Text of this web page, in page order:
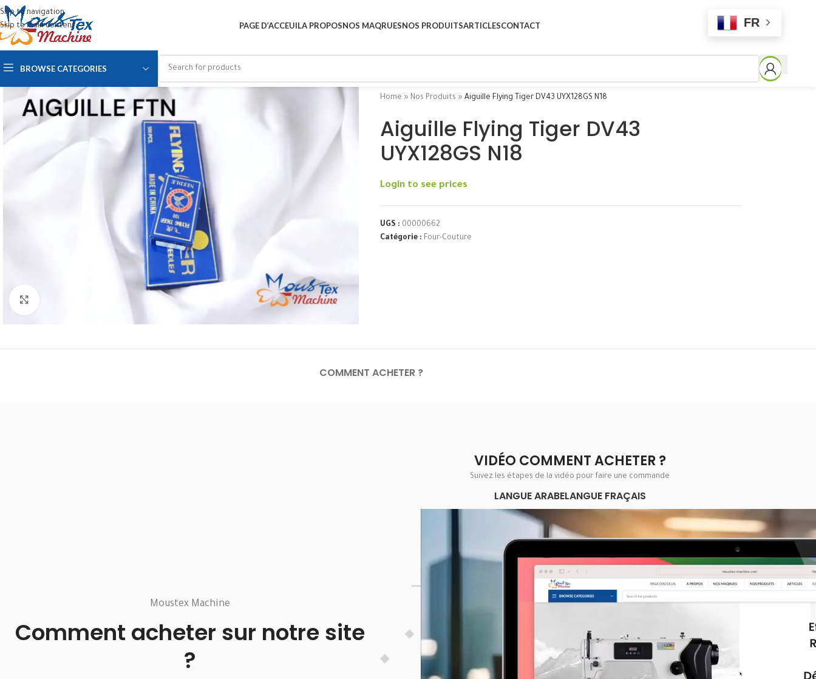
Skip to navigation
Skip to main content
PAGE D’ACCEUILA PROPOSNOS MAQRUESNOS PRODUITSARTICLESCONTACT FR
BROWSE CATEGORIES
Home » Nos Produits » Aiguille Flying Tiger DV43 UYX128GS N18
Aiguille Flying Tiger DV43
UYX128GS N18
Login to see prices
UGS : 00000662
Catégorie : Four-Couture
COMMENT ACHETER ?
Moustex Machine
Comment acheter sur notre site
?
VIDÉO COMMENT ACHETER ?
Suivez les étapes de la vidéo pour faire une commande
LANGUE ARABELANGUE FRAÇAIS